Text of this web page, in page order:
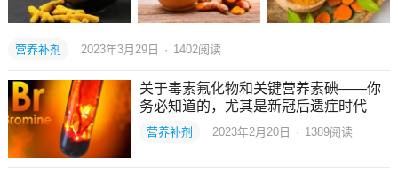
营养补剂 2023年3月29日 · 1402阅读
关于毒素氟化物和关键营养素碘——你
务必知道的，尤其是新冠后遗症时代
营养补剂 2023年2月20日 · 1389阅读